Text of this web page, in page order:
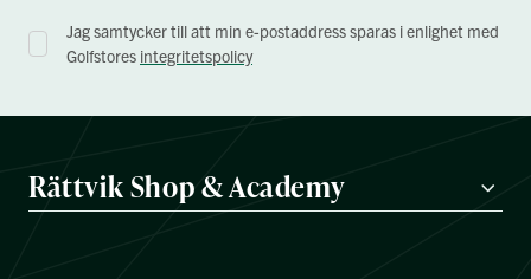
Jag samtycker till att min e-postaddress sparas i enlighet med
Golfstores integritetspolicy
Rättvik Shop & Academy